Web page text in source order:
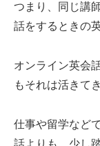
つまり、同じ講
話をするときの
オンライン英会
もそれは活きて
仕事や留学など
話よりも、少し